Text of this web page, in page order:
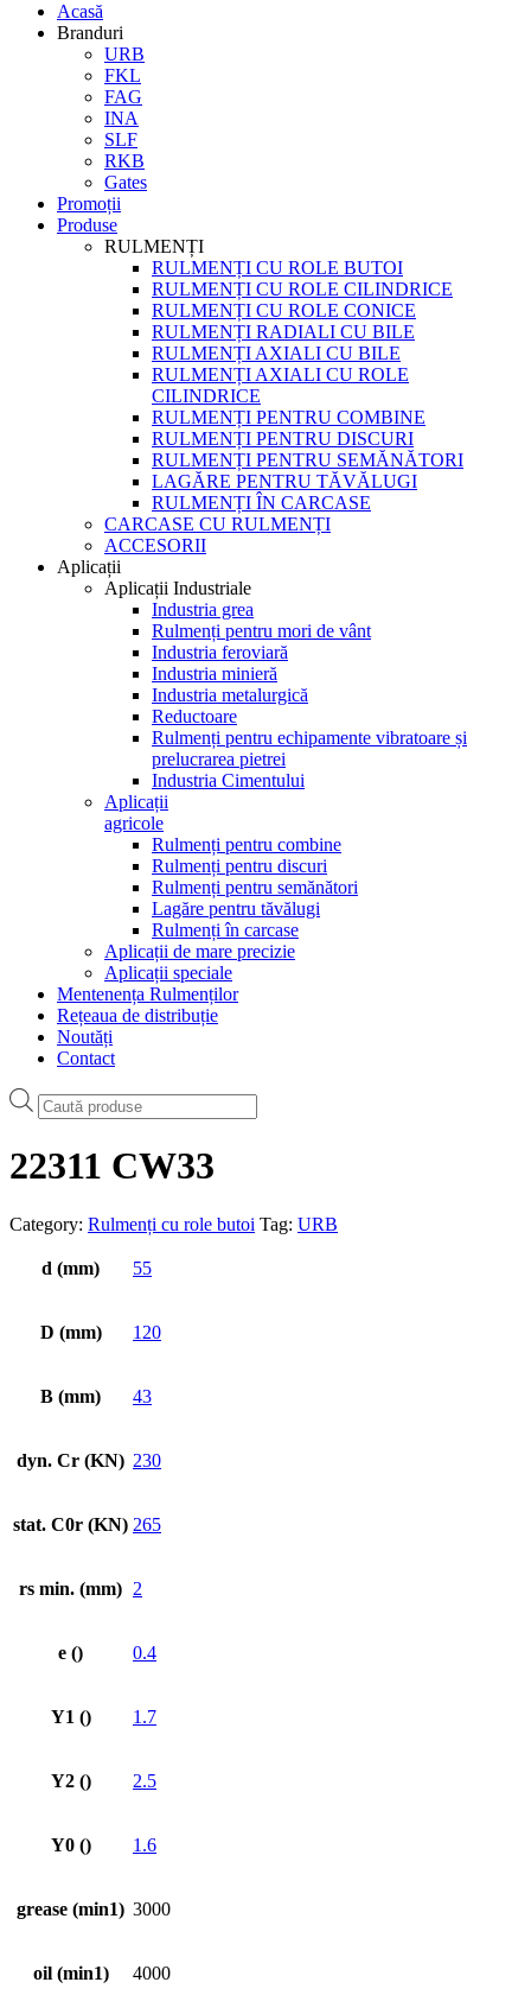
Acasă
Branduri
URB
FKL
FAG
INA
SLF
RKB
Gates
Promoții
Produse
RULMENȚI
RULMENȚI CU ROLE BUTOI
RULMENȚI CU ROLE CILINDRICE
RULMENȚI CU ROLE CONICE
RULMENȚI RADIALI CU BILE
RULMENȚI AXIALI CU BILE
RULMENȚI AXIALI CU ROLE
CILINDRICE
RULMENȚI PENTRU COMBINE
RULMENȚI PENTRU DISCURI
RULMENȚI PENTRU SEMĂNĂTORI
LAGĂRE PENTRU TĂVĂLUGI
RULMENȚI ÎN CARCASE
CARCASE CU RULMENȚI
ACCESORII
Aplicații
Aplicații Industriale
Industria grea
Rulmenți pentru mori de vânt
Industria feroviară
Industria minieră
Industria metalurgică
Reductoare
Rulmenți pentru echipamente vibratoare și
prelucrarea pietrei
Industria Cimentului
Aplicații
agricole
Rulmenți pentru combine
Rulmenți pentru discuri
Rulmenți pentru semănători
Lagăre pentru tăvălugi
Rulmenți în carcase
Aplicații de mare precizie
Aplicații speciale
Mentenența Rulmenților
Rețeaua de distribuție
Noutăți
Contact
Products
search
22311 CW33
Category: Rulmenți cu role butoi Tag: URB
d (mm) 55
D (mm) 120
B (mm) 43
dyn. Cr (KN) 230
stat. C0r (KN) 265
rs min. (mm) 2
e () 0.4
Y1 () 1.7
Y2 () 2.5
Y0 () 1.6
grease (min1) 3000
oil (min1) 4000